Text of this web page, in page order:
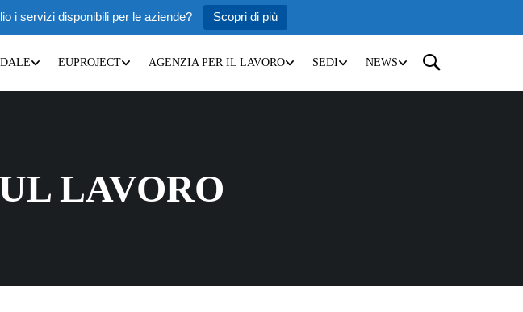
i servizi disponibili per le aziende? Scopri di più
EUPROJECT AGENZIA PER IL LAVORO SEDI NEWS
LAVORO